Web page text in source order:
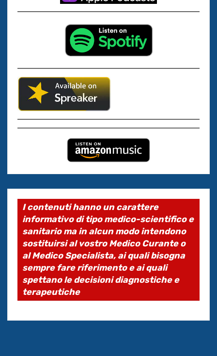
I contenuti hanno un carattere
informativo di tipo medico-scientifico e
sanitario ma in alcun modo intendono
sostituirsi al vostro Medico Curante o
al Medico Specialista, ai quali bisogna
sempre fare riferimento e ai quali
spettano le decisioni diagnostiche e
terapeutiche